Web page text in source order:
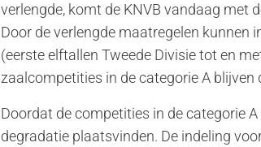
verlengde, komt de KNVB vandaag met
Door de verlengde maatregelen kunnen
(eerste elftallen Tweede Divisie tot en
zaalcompetities in de categorie A blijven
Doordat de competities in de categorie
degradatie plaatsvinden. De indeling